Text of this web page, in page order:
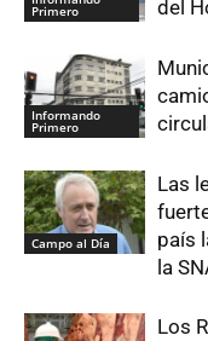
Primero
del
Informando
Primero
Campo al Día
Las
país
la
Los